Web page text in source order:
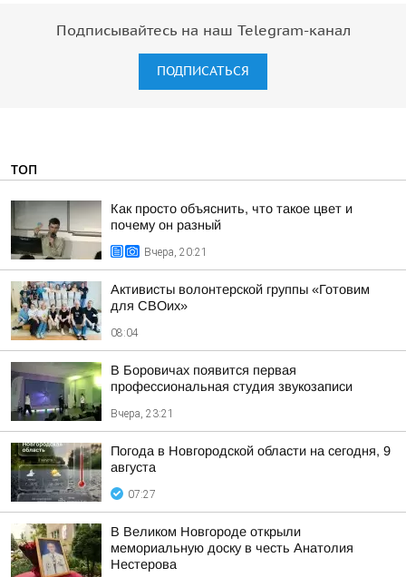
Подписывайтесь на наш Telegram-канал
ПОДПИСАТЬСЯ
ТОП
Как просто объяснить, что такое цвет и
почему он разный
Вчера, 20:21
Активисты волонтерской группы «Готовим
для СВОих»
08:04
В Боровичах появится первая
профессиональная студия звукозаписи
Вчера, 23:21
Погода в Новгородской области на сегодня, 9
августа
07:27
В Великом Новгороде открыли
мемориальную доску в честь Анатолия
Нестерова